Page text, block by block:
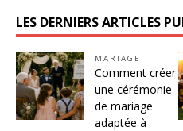
LES DERNIERS ARTICLES
MARIAGE
Comment créer
une cérémonie
de mariage
adaptée à